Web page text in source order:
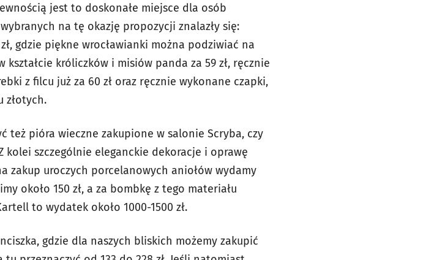
jest to doskonałe miejsce dla osób
na tę okazję propozycji znalazły się:
gdzie piękne wrocławianki można podziwiać na
króliczków i misiów panda za 59 zł, ręcznie
z filcu już za 60 zł oraz ręcznie wykonane czapki,
złotych.
też pióra wieczne zakupione w salonie Scryba, czy
szczególnie eleganckie dekoracje i oprawę
zakup uroczych porcelanowych aniołów wydamy
około 150 zł, a za bombkę z tego materiału
to wydatek około 1000-1500 zł.
gdzie dla naszych bliskich możemy zakupić